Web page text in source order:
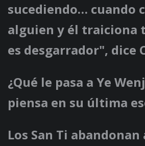
sucediendo… cuando
alguien y él traiciona
es desgarrador", dice
¿Qué le pasa a Ye
piensa en su última
Los San Ti abandonan